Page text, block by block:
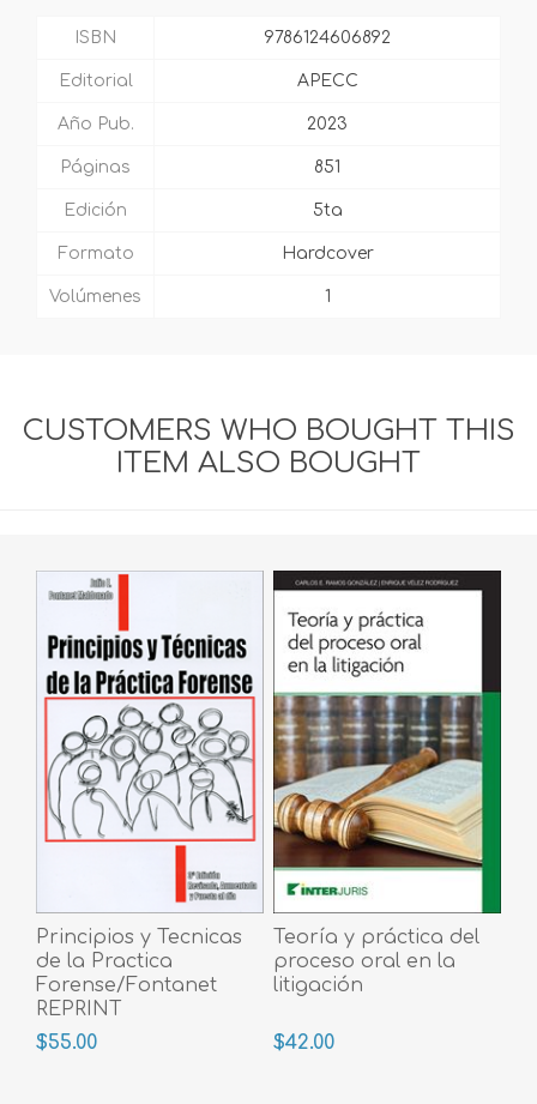
ISBN 9786124606892
Editorial APECC
Año Pub. 2023
Páginas 851
Edición 5ta
Formato Hardcover
Volúmenes 1
CUSTOMERS WHO BOUGHT THIS
ITEM ALSO BOUGHT
Principios y Tecnicas
de la Practica
Forense/Fontanet
REPRINT
$55.00
Teoría y práctica del
proceso oral en la
litigación
$42.00